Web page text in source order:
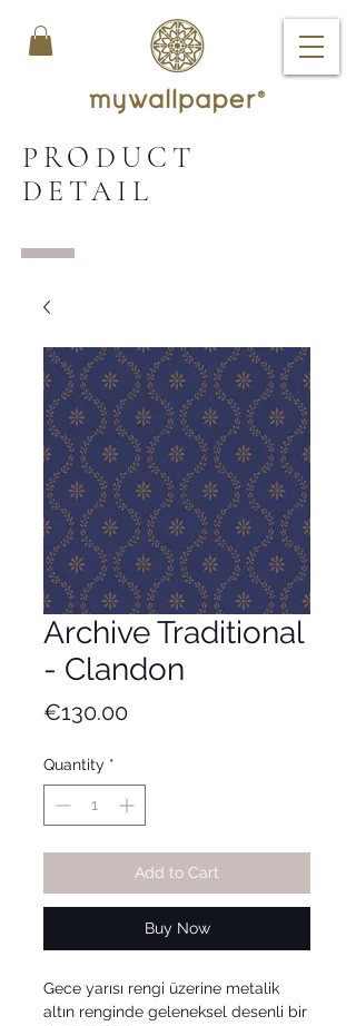
PRODUCT
DETAIL
Archive Traditional
- Clandon
€130.00Price
Quantity *
Add to Cart
Buy Now
Gece yarısı rengi üzerine metalik
altın renginde geleneksel desenli bir